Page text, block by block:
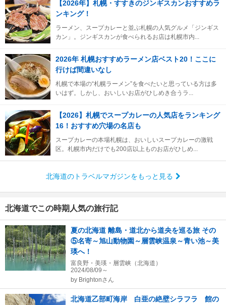
【2026年】札幌・すすきのジンギスカンおすすめラ
ンキング！
ラーメン、スープカレーと並ぶ札幌の人気グルメ「ジンギス
カン」。ジンギスカンが食べられるお店は札幌市内...
2026年 札幌おすすめラーメン店ベスト20！ここに
行けば間違いなし
札幌で本場の“札幌ラーメン”を食べたいと思っている方は多
いはず。しかし、おいしいお店がひしめき合うラ...
【2026】札幌でスープカレーの人気店をランキング
16！おすすめ穴場の名店も
スープカレーの本場札幌は、おいしいスープカレーの激戦
区。札幌市内だけでも200店以上ものお店がひしめ...
北海道のトラベルマガジンをもっと見る
北海道でこの時期人気の旅行記
夏の北海道 離島・道北から道央を巡る旅 その
⑤名寄～旭山動物園～層雲峡温泉～青い池～美
瑛へ！
富良野・美瑛・層雲峡（北海道）
2024/08/09～
by Brightonさん
北海道乙部町海岸 白亜の絶壁シラフラ 館の